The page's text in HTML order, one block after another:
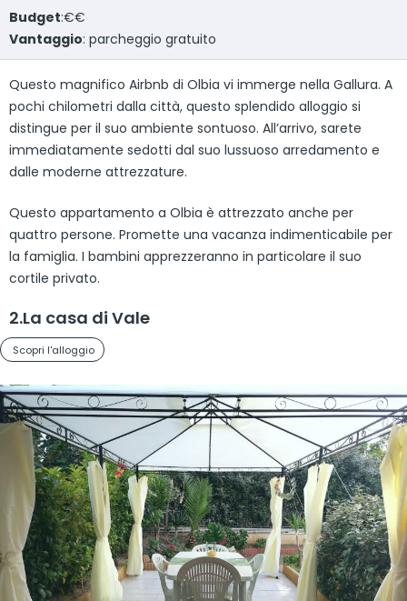
Budget:€€
Vantaggio: parcheggio gratuito
Questo magnifico Airbnb di Olbia vi immerge nella Gallura. A
pochi chilometri dalla città, questo splendido alloggio si
distingue per il suo ambiente sontuoso. All’arrivo, sarete
immediatamente sedotti dal suo lussuoso arredamento e
dalle moderne attrezzature.
Questo appartamento a Olbia è attrezzato anche per
quattro persone. Promette una vacanza indimenticabile per
la famiglia. I bambini apprezzeranno in particolare il suo
cortile privato.
2.La casa di Vale
Scopri l'alloggio